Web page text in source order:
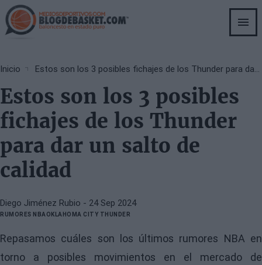
Skip
to
main
Breadcrumb
Inicio Estos son los 3 posibles fichajes de los Thunder para dar un salto de calidad
Estos son los 3 posibles
fichajes de los Thunder
para dar un salto de
calidad
Diego Jiménez Rubio - 24 Sep 2024
RUMORES NBAOKLAHOMA CITY THUNDER
Repasamos cuáles son los últimos rumores NBA en
torno a posibles movimientos en el mercado de